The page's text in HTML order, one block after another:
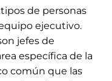
de personas
ejecutivo.
jefes de
específica de la
común que las